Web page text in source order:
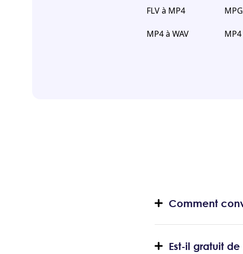
FLV à MP4
MP4 à WAV
Comment
Est-il gratuit